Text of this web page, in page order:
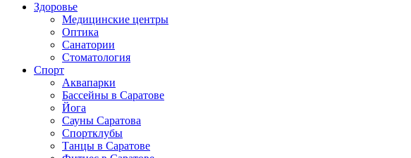
Здоровье
Медицинские центры
Оптика
Санатории
Стоматология
Спорт
Аквапарки
Бассейны в Саратове
Йога
Сауны Саратова
Спортклубы
Танцы в Саратове